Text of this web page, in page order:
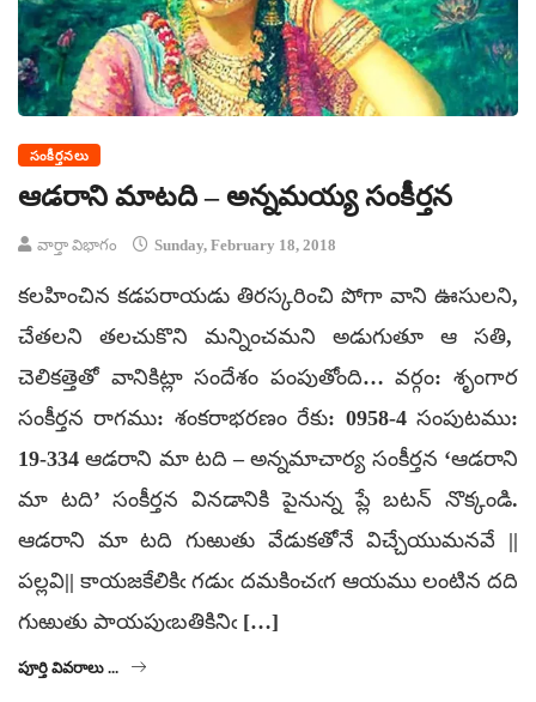
సంకీర్తనలు
ఆడరాని మాటది – అన్నమయ్య సంకీర్తన
వార్తా విభాగం Sunday, February 18, 2018
కలహించిన కడపరాయడు తిరస్కరించి పోగా వాని ఊసులని,
చేతలని తలచుకొని మన్నించమని అడుగుతూ ఆ సతి,
చెలికత్తెతో వానికిట్లా సందేశం పంపుతోంది… వర్గం: శృంగార
సంకీర్తన రాగము: శంకరాభరణం రేకు: 0958-4 సంపుటము:
19-334 ఆడరాని మా టది – అన్నమాచార్య సంకీర్తన ‘ఆడరాని
మా టది’ సంకీర్తన వినడానికి పైనున్న ప్లే బటన్ నొక్కండి.
ఆడరాని మా టది గుఱుతు వేడుకతోనే విచ్చేయుమనవే ||
పల్లవి|| కాయజకేలికిఁ గడుఁ దమకించఁగ ఆయము లంటిన దది
గుఱుతు పాయపుఁబతికినిఁ […]
పూర్తి వివరాలు ...